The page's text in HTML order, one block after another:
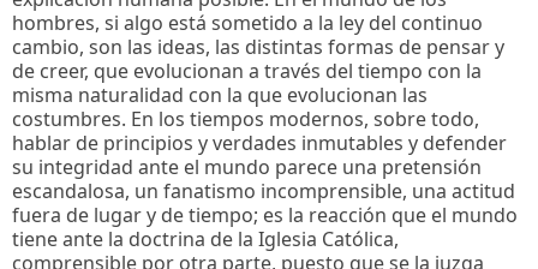
hombres, si algo está sometido a la ley del continuo
cambio, son las ideas, las distintas formas de pensar y
de creer, que evolucionan a través del tiempo con la
misma naturalidad con la que evolucionan las
costumbres. En los tiempos modernos, sobre todo,
hablar de principios y verdades inmutables y defender
su integridad ante el mundo parece una pretensión
escandalosa, un fanatismo incomprensible, una actitud
fuera de lugar y de tiempo; es la reacción que el mundo
tiene ante la doctrina de la Iglesia Católica,
comprensible por otra parte, puesto que se la juzga